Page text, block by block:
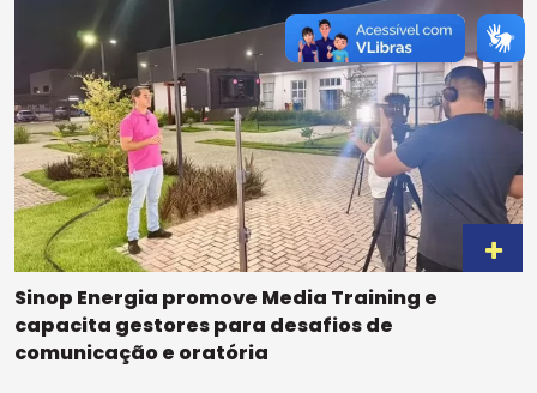
Sinop Energia promove Media Training e
capacita gestores para desafios de
comunicação e oratória